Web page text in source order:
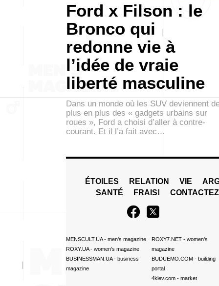
Ford x Filson : le
Bronco qui
redonne vie à
l’idée de vraie
liberté masculine
Dans un monde où les SUV deviennent
plus en plus des « gadgets urbains sur
roues », Ford a choisi d’aller à contre-
courant. Et il l’a fait avec…
ÉTOILES RELATION VIE
SANTÉ
FRAIS!
MENSCULT.UA- men's magazine
ROXY.UA- women's magazine
BUSINESSMAN.UA- business
magazine
ROXY7.NET- women's
magazine
BUDUEMO.COM- building
portal
4kiev.com- market